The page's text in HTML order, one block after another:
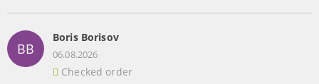
BB
Boris Borisov
06.08.2026
Checked order